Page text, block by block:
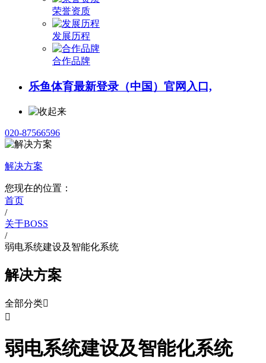
荣誉资质
发展历程
合作品牌
乐鱼体育最新登录（中国）官网入口,
020-87566596
解决方案
您现在的位置：
首页
/
关于BOSS
/
弱电系统建设及智能化系统
解决方案
全部分类

弱电系统建设及智能化系统